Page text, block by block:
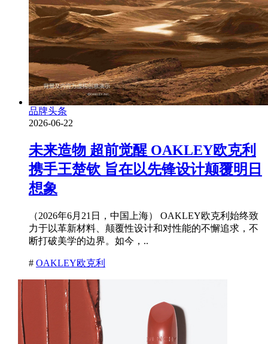
品牌头条
2026-06-22
未来造物 超前觉醒 OAKLEY欧克利
携手王楚钦 旨在以先锋设计颠覆明日
想象
（2026年6月21日，中国上海） OAKLEY欧克利始终致
力于以革新材料、颠覆性设计和对性能的不懈追求，不
断打破美学的边界。如今，..
# OAKLEY欧克利